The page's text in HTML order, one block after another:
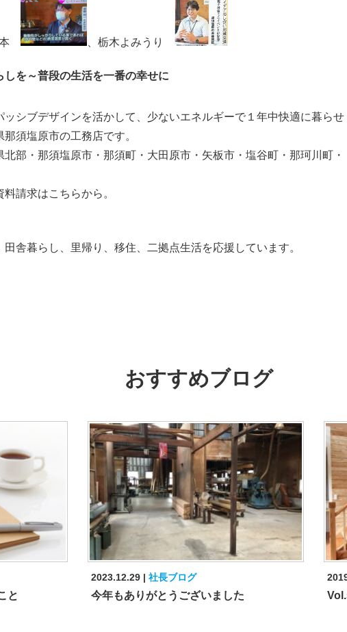
本 、栃木よみうり
を～普段の生活を一番の幸せに
シブデザインを活かして、少ないエネルギーで１年中快適に暮らせ
須塩原市の工務店です。
部・那須塩原市・那須町・大田原市・矢板市・塩谷町・那珂川町・
請求はこちらから。
舎暮らし、里帰り、移住、二拠点生活を応援しています。
おすすめブログ
と
2023.12.29 社長ブログ
今年もありがとうございました